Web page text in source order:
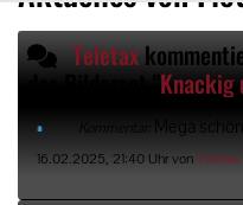
Teletax
Knackig
Kommentar: Mega
16.02.2025, 21:40 Uhr vonTeletax